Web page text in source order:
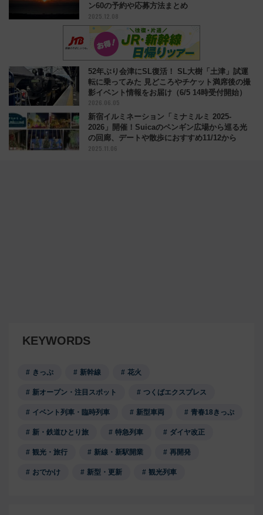
ン60の予約や応募方法まとめ
2025.12.08
52年ぶり会津にSL復活！ SL大樹「土津」試運
転に乗ってみた 見どころやチケット満席後の撮
影イベント情報をお届け（6/5 14時受付開始）
2026.06.05
新宿イルミネーション「ミナミルミ 2025-
2026」開催！Suicaのペンギン広場から巡る光
の回廊、デートや散歩におすすめ11/12から
2025.11.06
KEYWORDS
きっぷ 新幹線 花火
新オープン・注目スポット つくばエクスプレス
イベント列車・臨時列車 新型車両 青春18きっぷ
新・鉄道ひとり旅 特急列車 ダイヤ改正
観光・旅行 新線・新駅開業 再開発
おでかけ 新型・更新 観光列車